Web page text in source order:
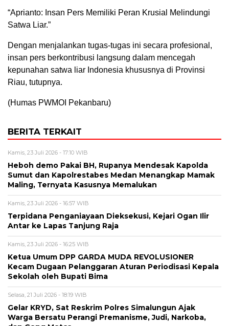
“Aprianto: Insan Pers Memiliki Peran Krusial Melindungi
Satwa Liar.”
Dengan menjalankan tugas-tugas ini secara profesional,
insan pers berkontribusi langsung dalam mencegah
kepunahan satwa liar Indonesia khususnya di Provinsi
Riau, tutupnya.
(Humas PWMOI Pekanbaru)
BERITA TERKAIT
Kamis, 23 Juli 2026 - 17:10 WIB
Heboh demo Pakai BH, Rupanya Mendesak Kapolda
Sumut dan Kapolrestabes Medan Menangkap Mamak
Maling, Ternyata Kasusnya Memalukan
Kamis, 23 Juli 2026 - 16:57 WIB
Terpidana Penganiayaan Dieksekusi, Kejari Ogan Ilir
Antar ke Lapas Tanjung Raja
Kamis, 23 Juli 2026 - 16:25 WIB
Ketua Umum DPP GARDA MUDA REVOLUSIONER
Kecam Dugaan Pelanggaran Aturan Periodisasi Kepala
Sekolah oleh Bupati Bima
Selasa, 21 Juli 2026 - 18:19 WIB
Gelar KRYD, Sat Reskrim Polres Simalungun Ajak
Warga Bersatu Perangi Premanisme, Judi, Narkoba,